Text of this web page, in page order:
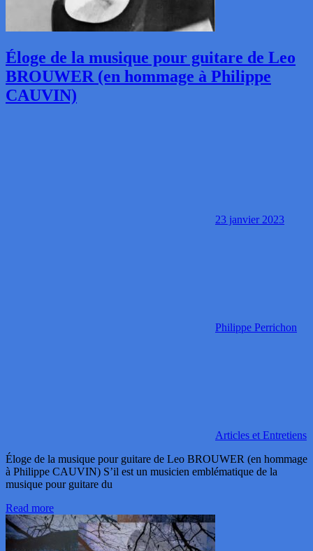
Éloge de la musique pour guitare de Leo
BROUWER (en hommage à Philippe
CAUVIN)
23 janvier 2023
Philippe Perrichon
Articles et Entretiens
Éloge de la musique pour guitare de Leo BROUWER (en hommage
à Philippe CAUVIN) S’il est un musicien emblématique de la
musique pour guitare du
Read more